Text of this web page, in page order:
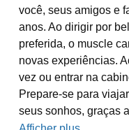
você, seus amigos e
anos. Ao dirigir por
preferida, o muscle
novas experiências.
vez ou entrar na
Prepare-se para
seus sonhos, graças